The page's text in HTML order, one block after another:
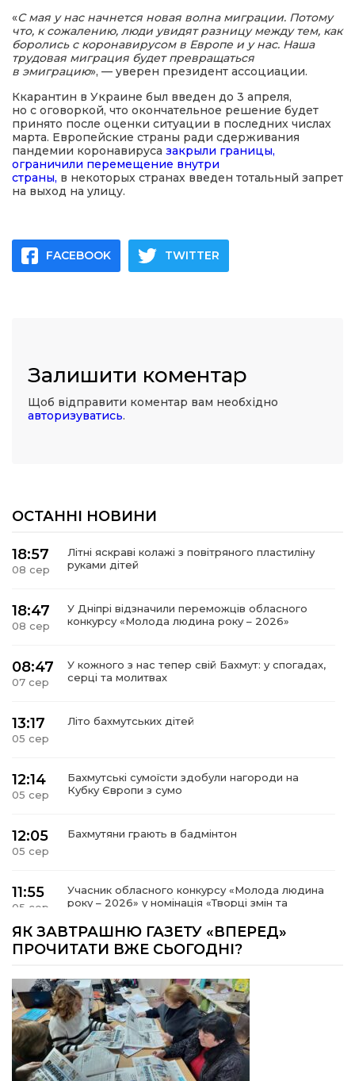
«С мая у нас начнется новая волна миграции. Потому
что, к сожалению, люди увидят разницу между тем, как
боролись с коронавирусом в Европе и у нас. Наша
трудовая миграция будет превращаться
в эмиграцию», — уверен президент ассоциации.
Ккарантин в Украине был введен до 3 апреля,
но с оговоркой, что окончательное решение будет
принято после оценки ситуации в последних числах
марта. Европейские страны ради сдерживания
пандемии коронавируса закрыли границы,
ограничили перемещение внутри
страны, в некоторых странах введен тотальный запрет
на выход на улицу.
FACEBOOK TWITTER
Залишити коментар
Щоб відправити коментар вам необхідно
авторизуватись.
ОСТАННІ НОВИНИ
18:57
08 сер
Літні яскраві колажі з повітряного пластиліну
руками дітей
18:47
08 сер
У Дніпрі відзначили переможців обласного
конкурсу «Молода людина року – 2026»
08:47
07 сер
У кожного з нас тепер свій Бахмут: у спогадах,
серці та молитвах
13:17
05 сер
Літо бахмутських дітей
12:14
05 сер
Бахмутські сумоїсти здобули нагороди на
Кубку Європи з сумо
12:05
05 сер
Бахмутяни грають в бадмінтон
11:55
05 сер
Учасник обласного конкурсу «Молода людина
року – 2026» у номінація «Творці змін та
15:18
Мобільні клініки надали медичну допомогу 4
09:27
03 сер
ВПО можуть не платити за частину
комунальних послуг: про що йдеться
14:12
Досі ВПО? Юристка розповіла, коли
ЯК ЗАВТРАШНЮ ГАЗЕТУ «ВПЕРЕД»
ПРОЧИТАТИ ВЖЕ СЬОГОДНІ?